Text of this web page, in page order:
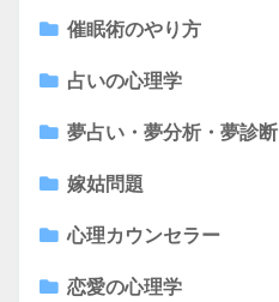
催眠術のやり方
占いの心理学
夢占い・夢分析・夢診断
嫁姑問題
心理カウンセラー
恋愛の心理学